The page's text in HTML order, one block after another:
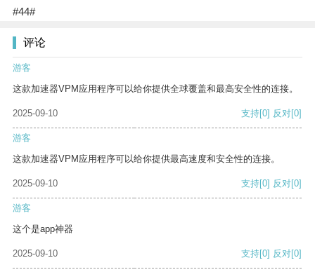
#44#
评论
游客
这款加速器VPM应用程序可以给你提供全球覆盖和最高安全性的连接。
2025-09-10 支持[0] 反对[0]
游客
这款加速器VPM应用程序可以给你提供最高速度和安全性的连接。
2025-09-10 支持[0] 反对[0]
游客
这个是app神器
2025-09-10 支持[0] 反对[0]